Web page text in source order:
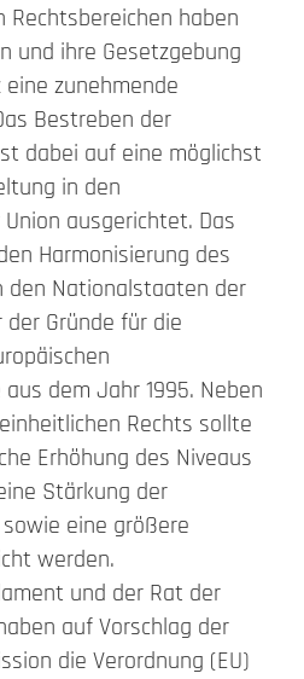
Rechtsbereichen haben
und ihre Gesetzgebung
zunehmende
Bestreben der
dabei auf eine möglichst
in den
ausgerichtet. Das
Harmonisierung des
den Nationalstaaten der
Gründe für die
dem Jahr 1995. Neben
Rechts sollte
Erhöhung des Niveaus
Stärkung der
eine größere
werden.
und der Rat der
auf Vorschlag der
die Verordnung (EU)